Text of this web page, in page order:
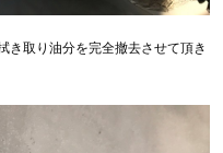
き取り油分を完全撤去させて頂き